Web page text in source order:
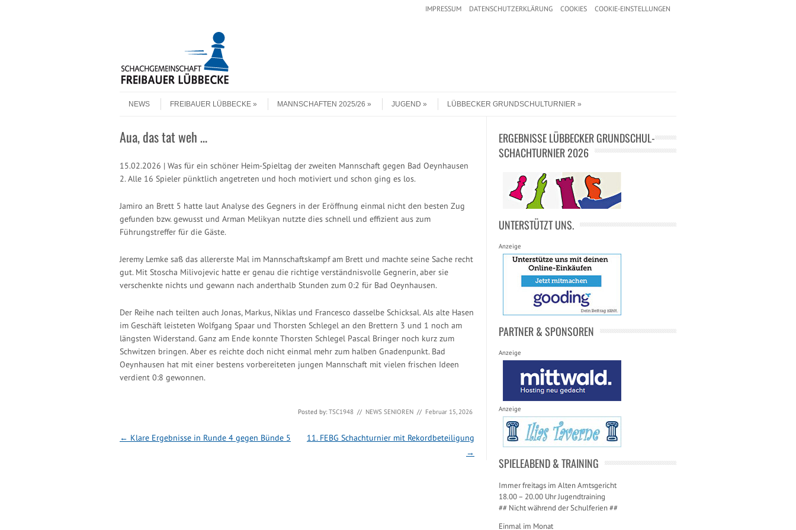
IMPRESSUM DATENSCHUTZERKLÄRUNG COOKIES COOKIE-EINSTELLUNGEN
Menu
NEWS
FREIBAUER LÜBBECKE MANNSCHAFTEN 2025/26 JUGEND LÜBBECKER GRUNDSCHULTURNIER
Aua, das tat weh …
15.02.2026 | Was für ein schöner Heim-Spieltag der zweiten Mannschaft gegen Bad Oeynhausen
2. Alle 16 Spieler pünktlich angetreten und hoch motiviert und schon ging es los.
Jamiro an Brett 5 hatte laut Analyse des Gegners in der Eröffnung einmal nicht den besten Zug
gefunden bzw. gewusst und Arman Melikyan nutzte dies schnell und effizient aus zum
Führungstreffer für die Gäste.
Jeremy Lemke saß das allererste Mal im Mannschaftskampf am Brett und machte seine Sache recht
gut. Mit Stoscha Milivojevic hatte er genau die richtige verständnisvolle Gegnerin, aber sie
verschenkte nichts und gewann nach anderthalb Stunden zum 0:2 für Bad Oeynhausen.
Der Reihe nach teilten auch Jonas, Markus, Niklas und Francesco dasselbe Schicksal. Als alte Hasen
im Geschäft leisteten Wolfgang Spaar und Thorsten Schlegel an den Brettern 3 und 1 noch am
längsten Widerstand. Ganz am Ende konnte Thorsten Schlegel Pascal Bringer noch kurz zum
Schwitzen bringen. Aber es reichte doch nicht einmal mehr zum halben Gnadenpunkt. Bad
Oeynhausen hat mit einer bestens vorbereiteten jungen Mannschaft mit vielen frischen Ideen
verdient 0:8 gewonnen.
Posted by:TSC1948 // NEWS SENIOREN // Februar 15, 2026
Post navigation
← Klare Ergebnisse in Runde 4 gegen Bünde 5
11. FEBG Schachturnier mit Rekordbeteiligung
→
ERGEBNISSE LÜBBECKER GRUNDSCHUL-
SCHACHTURNIER 2026
UNTERSTÜTZT UNS.
Anzeige
PARTNER & SPONSOREN
Anzeige
Anzeige
SPIELEABEND & TRAINING
Immer freitags im Alten Amtsgericht
18.00 – 20.00 Uhr Jugendtraining
## Nicht während der Schulferien ##
Einmal im Monat